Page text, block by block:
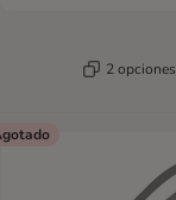
2 opciones